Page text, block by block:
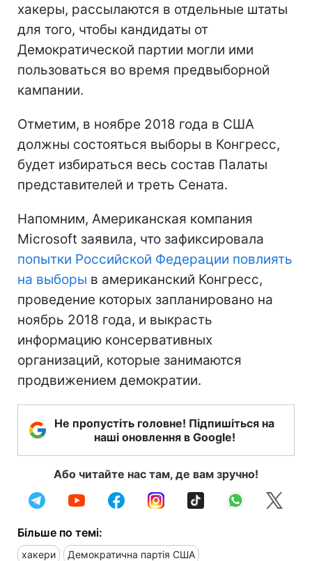
хакеры, рассылаются в отдельные штаты
для того, чтобы кандидаты от
Демократической партии могли ими
пользоваться во время предвыборной
кампании.
Отметим, в ноябре 2018 года в США
должны состояться выборы в Конгресс,
будет избираться весь состав Палаты
представителей и треть Сената.
Напомним, Американская компания
Microsoft заявила, что зафиксировала
попытки Российской Федерации повлиять
на выборы в американский Конгресс,
проведение которых запланировано на
ноябрь 2018 года, и выкрасть
информацию консервативных
организаций, которые занимаются
продвижением демократии.
Не пропустіть головне! Підпишіться на
наші оновлення в Google!
Або читайте нас там, де вам зручно!
Більше по темі:
хакери Демократична партія США